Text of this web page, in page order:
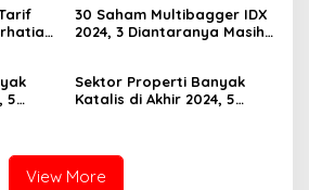
30 Saham Multibagger IDX
2024, 3 Diantaranya Masih
5
Sektor Properti Banyak
Katalis di Akhir 2024, 5
View More